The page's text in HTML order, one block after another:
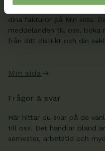
dina fakturor på Min sida.
meddelanden till oss, boka
från ditt distrikt och din
Min sida
Frågor & svar
Här hittar du svar på de
till oss. Det handlar bland
semester, arbetstid och